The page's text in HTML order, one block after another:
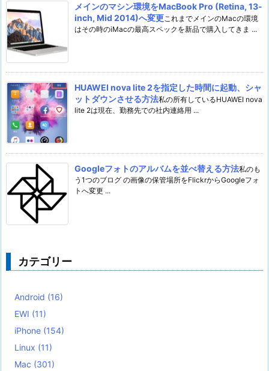
メインのマシン環境をMacBook Pro (Retina, 13-
inch, Mid 2014)へ変更 これまでメインのMacの環境
はその時のiMacの最高スペックを新品で購入してきま ...
HUAWEI nova lite 2を指定した時間に起動、シャ
ットダウンさせる方法私の所有しているHUAWEI nova
lite 2は現在、勤務先での社内連絡用 ...
Googleフォトのアルバムを並べ替える方法私のも
う1つのブログ の画像の保管場所をFlickrからGoogleフォ
トへ変更 ...
カテゴリー
Android (16)
EWI (11)
iPhone (154)
Linux (11)
Mac (301)